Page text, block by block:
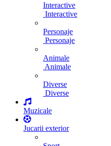
Interactive
Interactive
Personaje
Personaje
Animale
Animale
Diverse
Diverse
Muzicale
Jucarii exterior